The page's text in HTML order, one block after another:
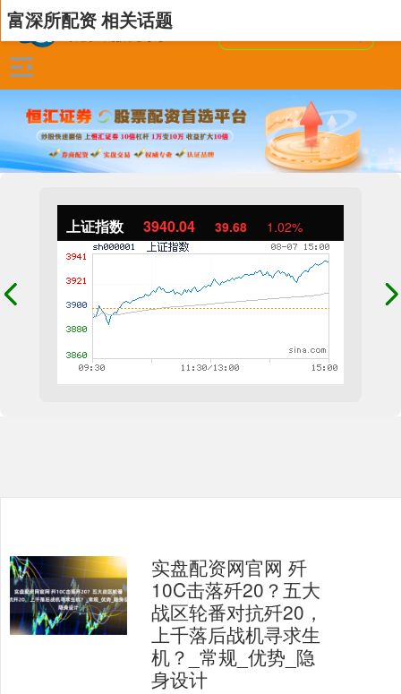
上证指数 3940.04 39.68 1.02%
富深所配资 相关话题
实盘配资网官网 歼
10C击落歼20？五大
战区轮番对抗歼20，
上千落后战机寻求生
机？_常规_优势_隐
身设计